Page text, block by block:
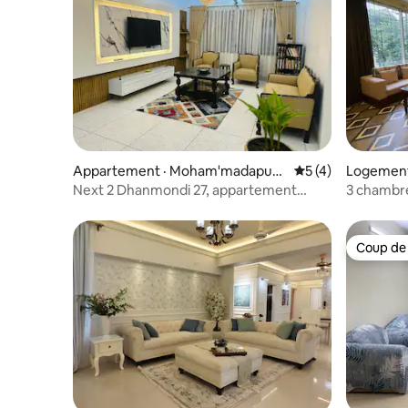
Appartement · Moham'madapura
Thana
Note moyenne
5 (4)
Next 2 Dhanmondi 27, appartement
stationnement.
3
Coup
Coup